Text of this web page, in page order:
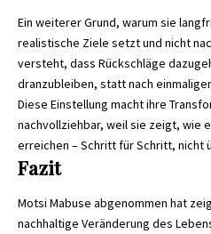
Ein weiterer Grund, warum sie
realistische Ziele setzt und nicht
versteht, dass Rückschläge
dranzubleiben, statt nach
Diese Einstellung macht ihre
nachvollziehbar, weil sie zeigt, wie
erreichen – Schritt für Schritt, nicht
Fazit
Motsi Mabuse abgenommen hat
nachhaltige Veränderung des